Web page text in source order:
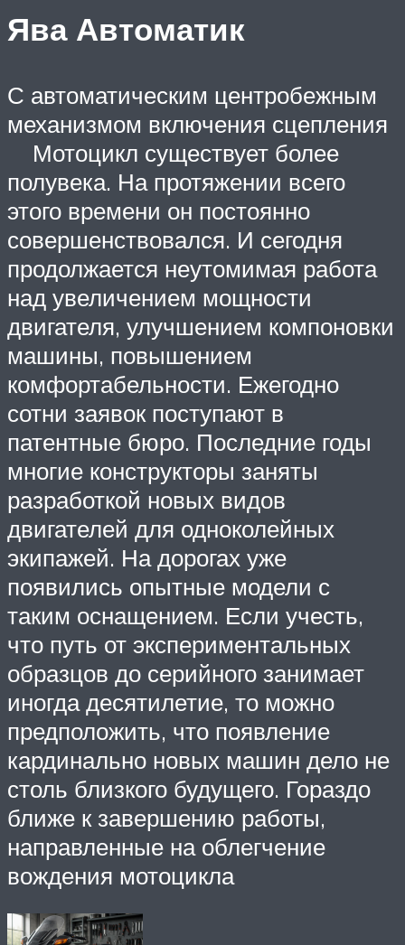
Ява Автоматик
С автоматическим центробежным
механизмом включения сцепления
Мотоцикл существует более
полувека. На протяжении всего
этого времени он постоянно
совершенствовался. И сегодня
продолжается неутомимая работа
над увеличением мощности
двигателя, улучшением компоновки
машины, повышением
комфортабельности. Ежегодно
сотни заявок поступают в
патентные бюро. Последние годы
многие конструкторы заняты
разработкой новых видов
двигателей для одноколейных
экипажей. На дорогах уже
появились опытные модели с
таким оснащением. Если учесть,
что путь от экспериментальных
образцов до серийного занимает
иногда десятилетие, то можно
предположить, что появление
кардинально новых машин дело не
столь близкого будущего. Гораздо
ближе к завершению работы,
направленные на облегчение
вождения мотоцикла